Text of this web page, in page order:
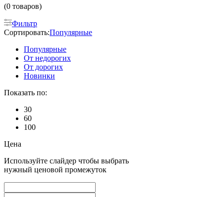
(0 товаров)
Фильтр
Сортировать:Популярные
Популярные
От недорогих
От дорогих
Новинки
Показать по:
30
60
100
Цена
Используйте слайдер чтобы выбрать
нужный ценовой промежуток